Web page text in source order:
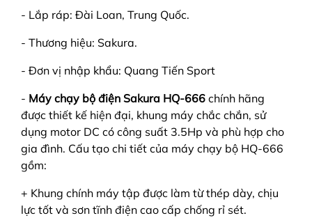
- Lắp ráp: Đài Loan, Trung Quốc.
- Thương hiệu: Sakura.
- Đơn vị nhập khẩu: Quang Tiến Sport
- Máy chạy bộ điện Sakura HQ-666 chính hãng
được thiết kế hiện đại, khung máy chắc chắn, sử
dụng motor DC có công suất 3.5Hp và phù hợp cho
gia đình. Cấu tạo chi tiết của máy chạy bộ HQ-666
gồm:
+ Khung chính máy tập được làm từ thép dày, chịu
lực tốt và sơn tĩnh điện cao cấp chống rỉ sét.